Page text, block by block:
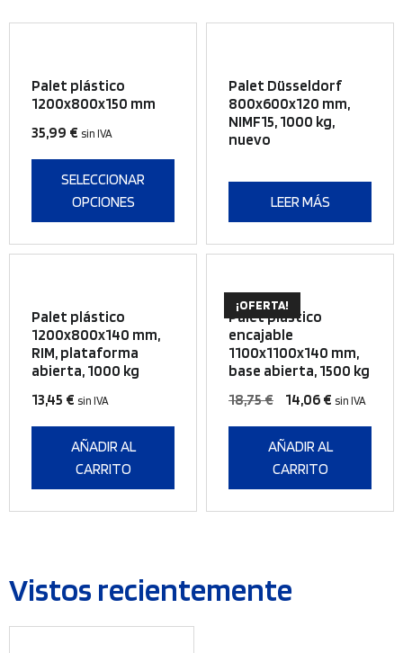
Palet plástico
1200x800x150 mm
35,99 € sin IVA
SELECCIONAR
OPCIONES
producto
tiene
variantes.
opciones
elegir
página
de
producto
Palet Düsseldorf
800x600x120 mm,
NIMF15, 1000 kg,
nuevo
LEER MÁS
Palet plástico
1200x800x140 mm,
RIM, plataforma
abierta, 1000 kg
13,45 € sin IVA
AÑADIR AL
CARRITO
¡OFERTA!
Palet plástico
encajable
1100x1100x140 mm,
base abierta, 1500 kg
18,75€
El
original
era:
18,75 €.
14,06 € El
14,06 €.
sin IVA
AÑADIR AL
CARRITO
Vistos recientemente